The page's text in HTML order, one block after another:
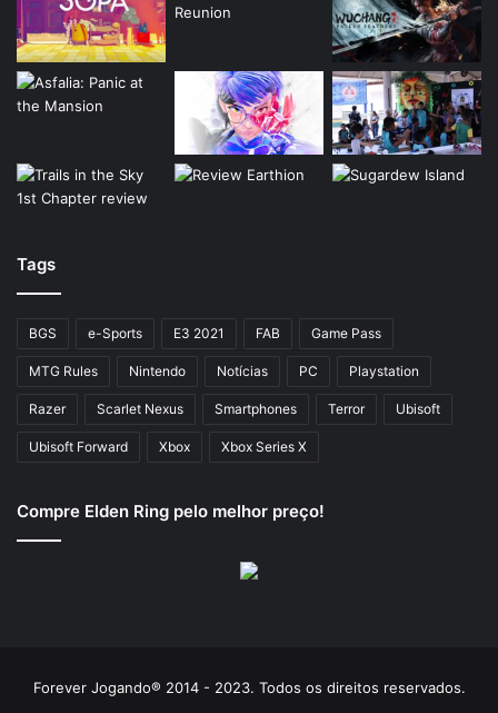
Tags
BGS e-Sports E3 2021 FAB Game Pass
MTG Rules Nintendo Notícias PC Playstation
Razer Scarlet Nexus Smartphones Terror Ubisoft
Ubisoft Forward Xbox Xbox Series X
Compre Elden Ring pelo melhor preço!
Forever Jogando® 2014 - 2023. Todos os direitos reservados.